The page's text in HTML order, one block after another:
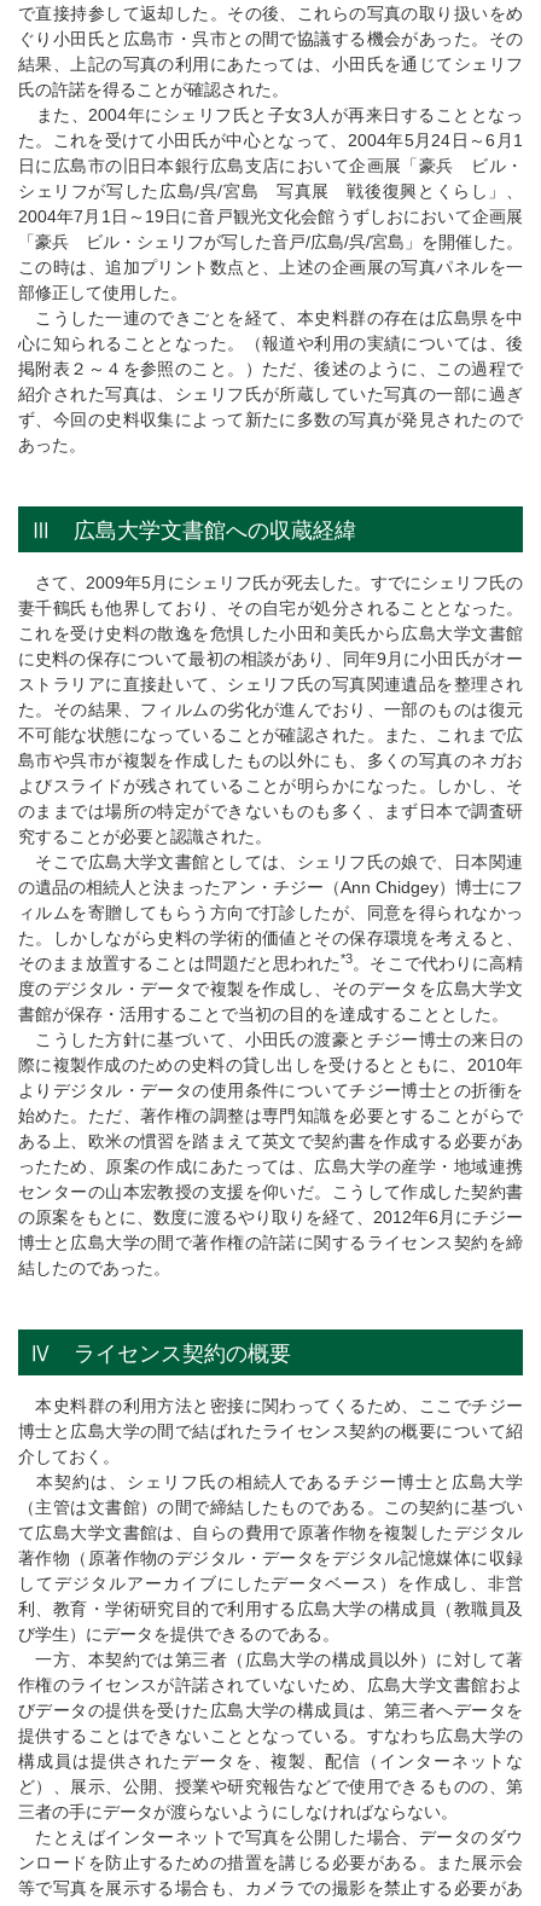
で直接持参して返却した。その後、これらの写真の取り扱いをめ
ぐり小田氏と広島市・呉市との間で協議する機会があった。その
結果、上記の写真の利用にあたっては、小田氏を通じてシェリフ
氏の許諾を得ることが確認された。
また、2004年にシェリフ氏と子女3人が再来日することとなっ
た。これを受けて小田氏が中心となって、2004年5月24日～6月1
日に広島市の旧日本銀行広島支店において企画展「豪兵 ビル・
シェリフが写した広島/呉/宮島 写真展 戦後復興とくらし」、
2004年7月1日～19日に音戸観光文化会館うずしおにおいて企画展
「豪兵 ビル・シェリフが写した音戸/広島/呉/宮島」を開催した。
この時は、追加プリント数点と、上述の企画展の写真パネルを一
部修正して使用した。
こうした一連のできごとを経て、本史料群の存在は広島県を中
心に知られることとなった。（報道や利用の実績については、後
掲附表２～４を参照のこと。）ただ、後述のように、この過程で
紹介された写真は、シェリフ氏が所蔵していた写真の一部に過ぎ
ず、今回の史料収集によって新たに多数の写真が発見されたので
あった。
Ⅲ 広島大学文書館への収蔵経緯
さて、2009年5月にシェリフ氏が死去した。すでにシェリフ氏の
妻千鶴氏も他界しており、その自宅が処分されることとなった。
これを受け史料の散逸を危惧した小田和美氏から広島大学文書館
に史料の保存について最初の相談があり、同年9月に小田氏がオー
ストラリアに直接赴いて、シェリフ氏の写真関連遺品を整理され
た。その結果、フィルムの劣化が進んでおり、一部のものは復元
不可能な状態になっていることが確認された。また、これまで広
島市や呉市が複製を作成したもの以外にも、多くの写真のネガお
よびスライドが残されていることが明らかになった。しかし、そ
のままでは場所の特定ができないものも多く、まず日本で調査研
究することが必要と認識された。
そこで広島大学文書館としては、シェリフ氏の娘で、日本関連
の遺品の相続人と決まったアン・チジー（Ann Chidgey）博士にフ
ィルムを寄贈してもらう方向で打診したが、同意を得られなかっ
た。しかしながら史料の学術的価値とその保存環境を考えると、
そのまま放置することは問題だと思われた*3。そこで代わりに高精
度のデジタル・データで複製を作成し、そのデータを広島大学文
書館が保存・活用することで当初の目的を達成することとした。
こうした方針に基づいて、小田氏の渡豪とチジー博士の来日の
際に複製作成のための史料の貸し出しを受けるとともに、2010年
よりデジタル・データの使用条件についてチジー博士との折衝を
始めた。ただ、著作権の調整は専門知識を必要とすることがらで
ある上、欧米の慣習を踏まえて英文で契約書を作成する必要があ
ったため、原案の作成にあたっては、広島大学の産学・地域連携
センターの山本宏教授の支援を仰いだ。こうして作成した契約書
の原案をもとに、数度に渡るやり取りを経て、2012年6月にチジー
博士と広島大学の間で著作権の許諾に関するライセンス契約を締
結したのであった。
Ⅳ ライセンス契約の概要
本史料群の利用方法と密接に関わってくるため、ここでチジー
博士と広島大学の間で結ばれたライセンス契約の概要について紹
介しておく。
本契約は、シェリフ氏の相続人であるチジー博士と広島大学
（主管は文書館）の間で締結したものである。この契約に基づい
て広島大学文書館は、自らの費用で原著作物を複製したデジタル
著作物（原著作物のデジタル・データをデジタル記憶媒体に収録
してデジタルアーカイブにしたデータベース）を作成し、非営
利、教育・学術研究目的で利用する広島大学の構成員（教職員及
び学生）にデータを提供できるのである。
一方、本契約では第三者（広島大学の構成員以外）に対して著
作権のライセンスが許諾されていないため、広島大学文書館およ
びデータの提供を受けた広島大学の構成員は、第三者へデータを
提供することはできないこととなっている。すなわち広島大学の
構成員は提供されたデータを、複製、配信（インターネットな
ど）、展示、公開、授業や研究報告などで使用できるものの、第
三者の手にデータが渡らないようにしなければならない。
たとえばインターネットで写真を公開した場合、データのダウ
ンロードを防止するための措置を講じる必要がある。また展示会
等で写真を展示する場合も、カメラでの撮影を禁止する必要があ